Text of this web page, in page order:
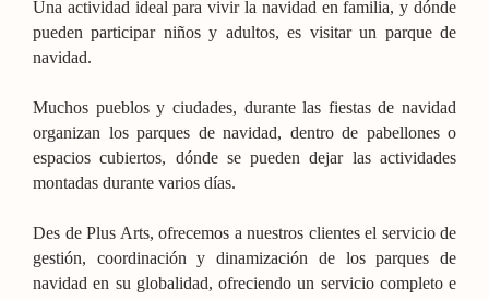
Una actividad ideal para vivir la navidad en familia, y dónde
pueden participar niños y adultos, es visitar un parque de
navidad.
Muchos pueblos y ciudades, durante las fiestas de navidad
organizan los parques de navidad, dentro de pabellones o
espacios cubiertos, dónde se pueden dejar las actividades
montadas durante varios días.
Des de Plus Arts, ofrecemos a nuestros clientes el servicio de
gestión, coordinación y dinamización de los parques de
navidad en su globalidad, ofreciendo un servicio completo e